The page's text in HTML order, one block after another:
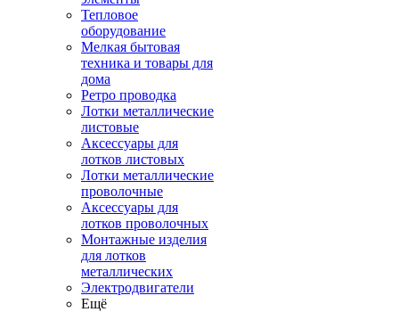
Тепловое
оборудование
Мелкая бытовая
техника и товары для
дома
Ретро проводка
Лотки металлические
листовые
Аксессуары для
лотков листовых
Лотки металлические
проволочные
Аксессуары для
лотков проволочных
Монтажные изделия
для лотков
металлических
Электродвигатели
Ещё